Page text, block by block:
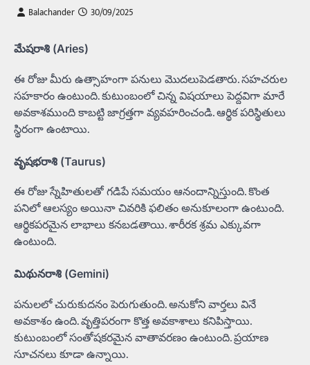
Balachander 30/09/2025
మేషరాశి (Aries)
ఈ రోజు మీరు ఉత్సాహంగా పనులు మొదలుపెడతారు. సహచరుల
సహకారం ఉంటుంది. కుటుంబంలో చిన్న విషయాలు పెద్దవిగా మారే
అవకాశముంది కాబట్టి జాగ్రత్తగా వ్యవహరించండి. ఆర్థిక పరిస్థితులు
స్థిరంగా ఉంటాయి.
వృషభరాశి (Taurus)
ఈ రోజు స్నేహితులతో గడిపే సమయం ఆనందాన్నిస్తుంది. కొంత
పనిలో ఆలస్యం అయినా చివరికి ఫలితం అనుకూలంగా ఉంటుంది.
ఆర్థికపరమైన లాభాలు కనబడతాయి. శారీరక శ్రమ ఎక్కువగా
ఉంటుంది.
మిథునరాశి (Gemini)
పనులలో చురుకుదనం పెరుగుతుంది. అనుకోని వార్తలు వినే
అవకాశం ఉంది. వృత్తిపరంగా కొత్త అవకాశాలు కనిపిస్తాయి.
కుటుంబంలో సంతోషకరమైన వాతావరణం ఉంటుంది. ప్రయాణ
సూచనలు కూడా ఉన్నాయి.